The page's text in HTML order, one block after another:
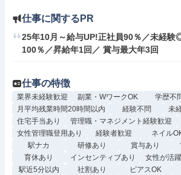
仕事に関するPR
25年10月～給与UP!正社員90％／未経験
100％／昇給年1回／ 賞与最大年3回
仕事の特徴
業界未経験歓迎 副業・WワークOK 学歴不
月平均残業時間20時間以内
経験不問
未
住宅手当あり
管理職・マネジメント経験歓迎
女性管理職登用あり
経験者歓迎 ネイル
駅ナカ
研修あり 賞与あり
育休あり
インセンティブあり 女性が活
駅近5分以内
社割あり ピアスOK